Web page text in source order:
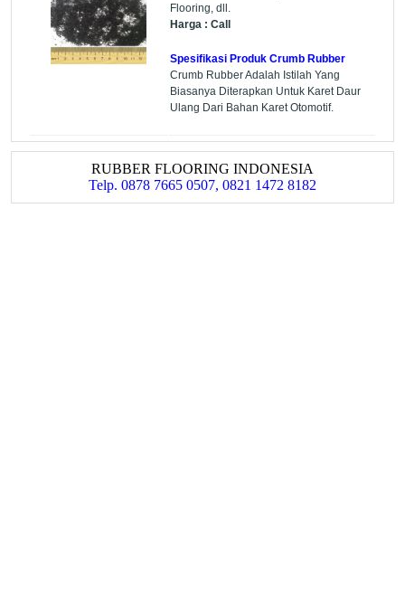
Flooring, dll.
Harga : Call
Spesifikasi Produk Crumb Rubber
Crumb Rubber Adalah Istilah Yang
Biasanya Diterapkan Untuk Karet Daur
Ulang Dari Bahan Karet Otomotif.
RUBBER FLOORING INDONESIA
Telp. 0878 7665 0507, 0821 1472 8182